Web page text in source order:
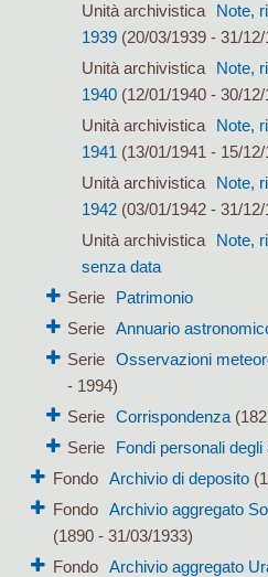
Unità archivistica
Note,
1939 (20/03/1939 - 31/12/
Unità archivistica
Note,
1940 (12/01/1940 - 30/12/
Unità archivistica
Note,
1941 (13/01/1941 - 15/12/
Unità archivistica
Note,
1942 (03/01/1942 - 31/12/
Unità archivistica
Note,
senza data
Serie
Patrimonio
Serie Annuario
Serie Osservazioni
- 1994)
Serie Corrispondenza
Serie
Fondi personali
Fondo
Archivio di deposito
Fondo
Archivio aggregato
(1890 - 31/03/1933)
Fondo
Archivio aggregato